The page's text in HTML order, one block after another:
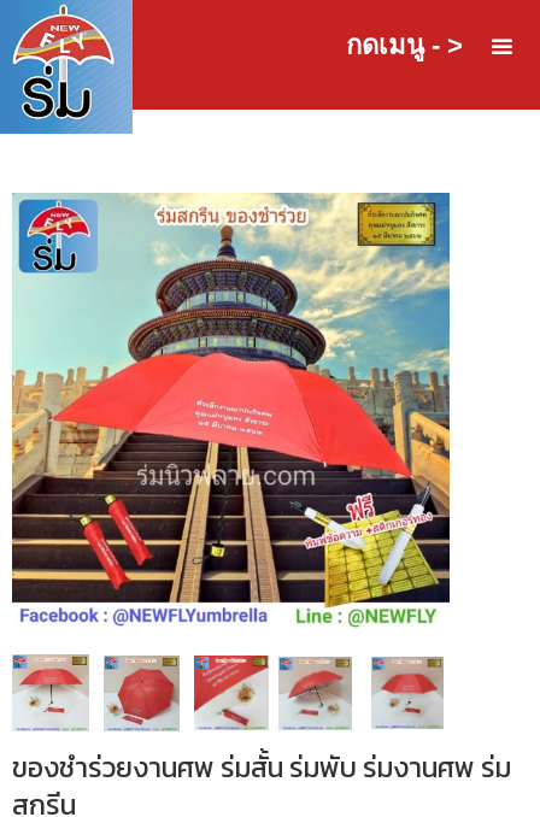
กดเมนู - >
ของชำร่วยงานศพ ร่มสั้น ร่มพับ ร่มงานศพ ร่ม
สกรีน